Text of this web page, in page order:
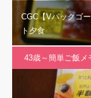
CGC【Vパックゴ
ト夕食
43歳～簡単ご飯メ